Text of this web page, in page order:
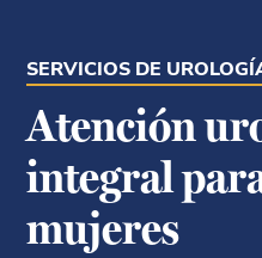
SERVICIOS DE
Atención
integral
mujeres